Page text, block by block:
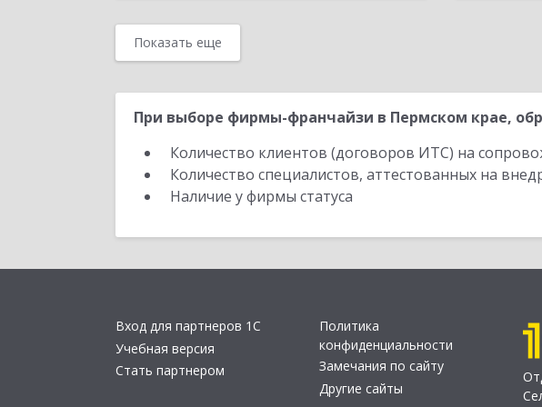
Показать еще
При выборе фирмы-франчайзи в Пермском крае,
Количество клиентов (договоров ИТС) на
Количество специалистов, аттестованных на
Наличие у фирмы статуса
Вход для партнеров 1С
Учебная версия
Стать партнером
Политика
конфиденциальности
Замечания по сайту
Другие сайты